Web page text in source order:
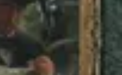
en irrigationInstallation et